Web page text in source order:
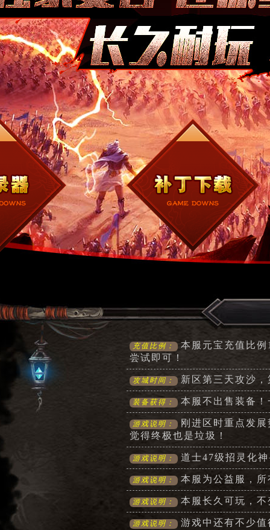
充值比例：
本服元宝充值比
尝试即可！
攻城时间： 新区第三天攻沙
装备获得： 本服不出售装备
游戏说明：
刚进区时重点发
觉得终极也是垃圾！
游戏说明： 道士47级招灵化
游戏说明： 本服为公益服，
游戏说明： 本服长久可玩，
游戏说明： 游戏中还有不少